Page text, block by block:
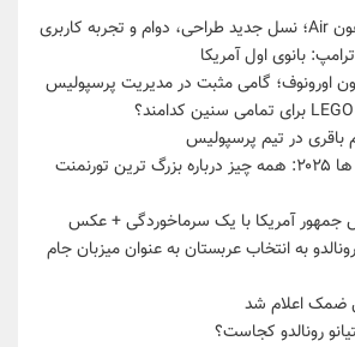
بانوی اول آمریکا
اورونوف؛ گامی مثبت در مدیریت پرسپولیس
باقری در تیم پرسپولیس
جام جهانی باشگاه ها ۲۰۲۵: همه چیز درباره بزرگ ترین تورنمنت
جمهور آمریکا با یک سرماخوردگی + عکس
به انتخاب عربستان به عنوان میزبان جام
ضمک اعلام شد
رونالدو کجاست؟